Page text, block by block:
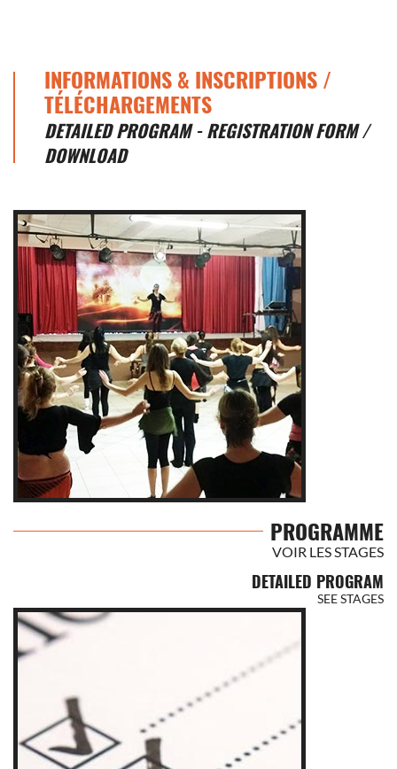
INFORMATIONS & INSCRIPTIONS /
TÉLÉCHARGEMENTS
DETAILED PROGRAM - REGISTRATION FORM /
DOWNLOAD
PROGRAMME
VOIR LES STAGES
DETAILED PROGRAM
SEE STAGES